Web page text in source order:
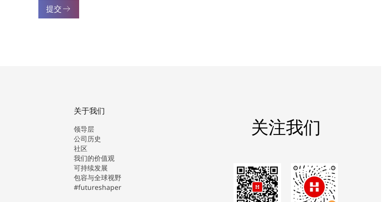
提交
关于我们
领导层
公司历史
社区
我们的价值观
可持续发展
包容与全球视野
#futureshaper
关注我们